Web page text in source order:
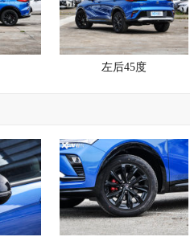
左后45度